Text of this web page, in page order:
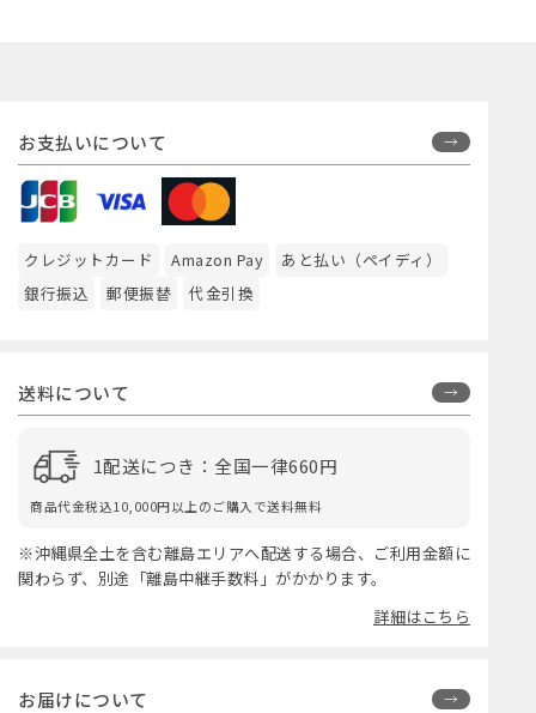
お支払いについて
クレジットカード Amazon Pay
あと払い（ペイディ）
銀行振込
郵便振替 代金引換
送料について
1配送につき：全国一律660円
商品代金税込10,000円以上のご購入で送料無料
※沖縄県全土を含む離島エリアへ配送する場合、ご利用金額に
関わらず、別途「離島中継手数料」がかかります。
詳細はこちら
お届けについて